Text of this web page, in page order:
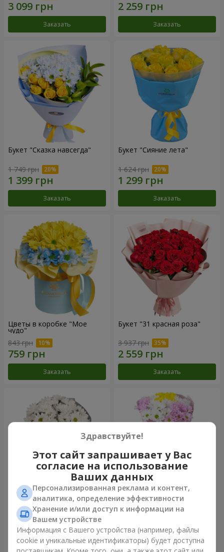
Заказать Заказать
Букет "Сказка навсегда"
1 749 грн
Заказать
Букет "Сияние лета"
1 624 грн
Заказать
Цветы в коробке "Мое
чудо"
843 грн
Заказать
Букет "31 красная роза"
3 937 грн
Заказать
Букет "Киото" из 5 белых
хризантем
1 110 грн
Заказать
Букет "Времена года"
Заказать
Здравствуйте!
Этот сайт запрашивает у Вас
согласие на использование
Ваших данных
Персонализированная реклама и контент,
аналитика, определение эффективности
Хранение и/или доступ к информации на
Вашем устройстве
Информация с Вашего устройства (например, файлы
cookie и уникальные идентификаторы) будет доступна